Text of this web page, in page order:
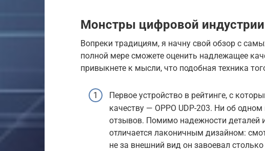
Монстры цифровой индустрии
Вопреки традициям, я начну свой обзор с
полной мере сможете оценить надлежащее
привыкнете к мысли, что подобная техника
Первое устройство в рейтинге, с
качеству — OPPO UDP-203. Ни об
отзывов. Помимо надежности деталей
отличается лаконичным дизайном:
не за внешний вид он завоевал